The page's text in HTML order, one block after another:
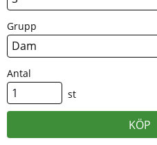
Grupp
Antal
st
KÖP